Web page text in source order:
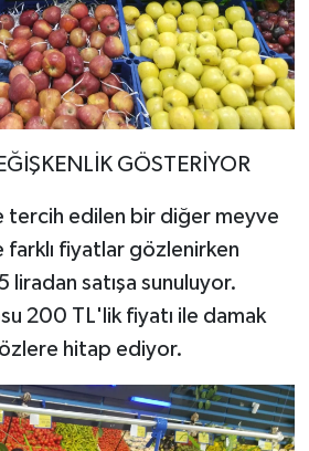
GÖSTERİYOR
tercih edilen bir diğer meyve
fiyatlar gözlenirken
liradan satışa sunuluyor.
200 TL'lik fiyatı ile damak
hitap ediyor.